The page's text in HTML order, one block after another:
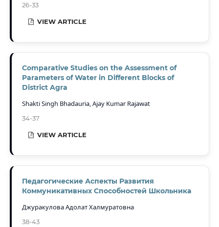
26-33
VIEW ARTICLE
Comparative Studies on the Assessment of
Parameters of Water in Different Blocks of
District Agra
Shakti Singh Bhadauria, Ajay Kumar Rajawat
34-37
VIEW ARTICLE
Педагогические Аспекты Развития
Коммуникативных Способностей Школьника
Джуракулова Адолат Халмуратовна
38-43